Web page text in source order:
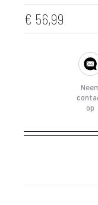
€ 56,99
op